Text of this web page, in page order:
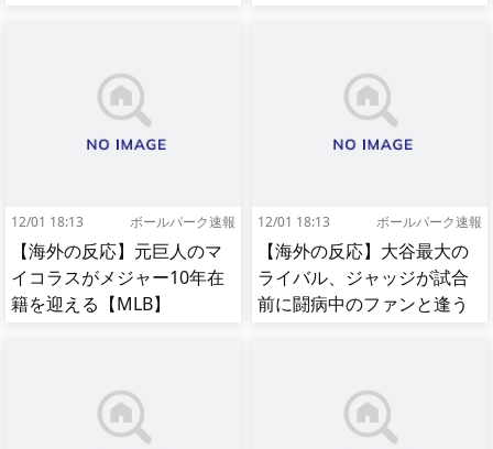
12/01 18:13 ボールパーク速報
【海外の反応】元巨人のマ
イコラスがメジャー10年在
籍を迎える【MLB】
12/01 18:13 ボールパーク速報
【海外の反応】大谷最大の
ライバル、ジャッジが試合
前に闘病中のファンと逢う